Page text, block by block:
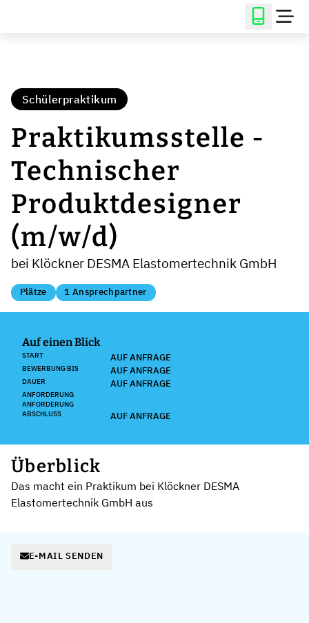
Schülerpraktikum
Praktikumsstelle -
Technischer
Produktdesigner
(m/w/d)
bei Klöckner DESMA Elastomertechnik GmbH
Plätze 1 Ansprechpartner
Auf einen Blick
START AUF ANFRAGE
BEWERBUNG BIS AUF ANFRAGE
DAUER AUF ANFRAGE
ANFORDERUNG
ANFORDERUNG
ABSCHLUSS
AUF ANFRAGE
Überblick
Das macht ein Praktikum bei Klöckner DESMA
Elastomertechnik GmbH aus
E-MAIL SENDEN